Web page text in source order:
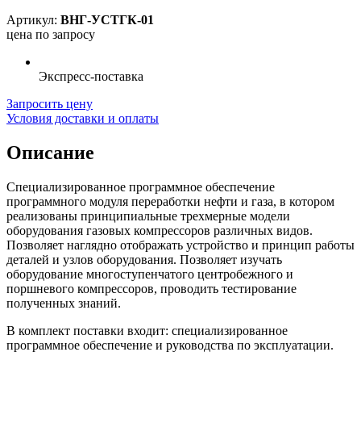
Артикул: ВНГ-УСТГК-01
цена по запросу
Экспресс-поставка
Запросить цену
Условия доставки и оплаты
Описание
Специализированное программное обеспечение
программного модуля переработки нефти и газа, в котором
реализованы принципиальные трехмерные модели
оборудования газовых компрессоров различных видов.
Позволяет наглядно отображать устройство и принцип работы
деталей и узлов оборудования. Позволяет изучать
оборудование многоступенчатого центробежного и
поршневого компрессоров, проводить тестирование
полученных знаний.
В комплект поставки входит: специализированное
программное обеспечение и руководства по эксплуатации.